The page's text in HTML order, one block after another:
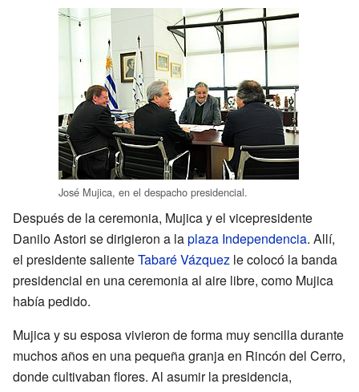
José Mujica, en el despacho presidencial.
Después de la ceremonia, Mujica y el vicepresidente
Danilo Astori se dirigieron a laplaza Independencia. Allí,
el presidente salienteTabaré Vázquez le colocó la banda
presidencial en una ceremonia al aire libre, como Mujica
había pedido.
Mujica y su esposa vivieron de forma muy sencilla durante
muchos años en una pequeña granja en Rincón del Cerro,
donde cultivaban flores. Al asumir la presidencia,